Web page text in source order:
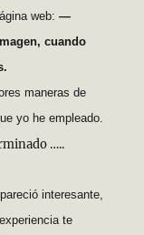
web:—
cuando
maneras de
yo he empleado.
…..
interesante,
te